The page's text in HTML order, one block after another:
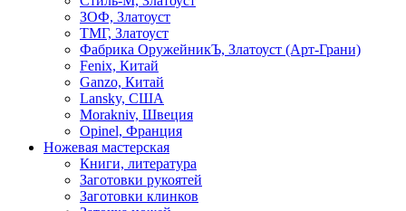
ЗОФ, Златоуст
ТМГ, Златоуст
Фабрика ОружейникЪ, Златоуст (Арт-Грани)
Fenix, Китай
Ganzo, Китай
Lansky, США
Morakniv, Швеция
Opinel, Франция
Ножевая мастерская
Книги, литература
Заготовки рукоятей
Заготовки клинков